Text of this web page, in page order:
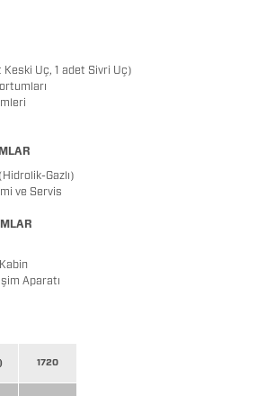
Keski Uç, 1 adet Sivri Uç)
Gazlı)
ve Servis
Aparatı
1720